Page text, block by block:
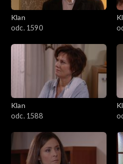
2701–2800
2501–2600
2401–2500
2301–2400
2201–2300
2101–2200
Klan
odc. 1590
Klan
odc. 1588